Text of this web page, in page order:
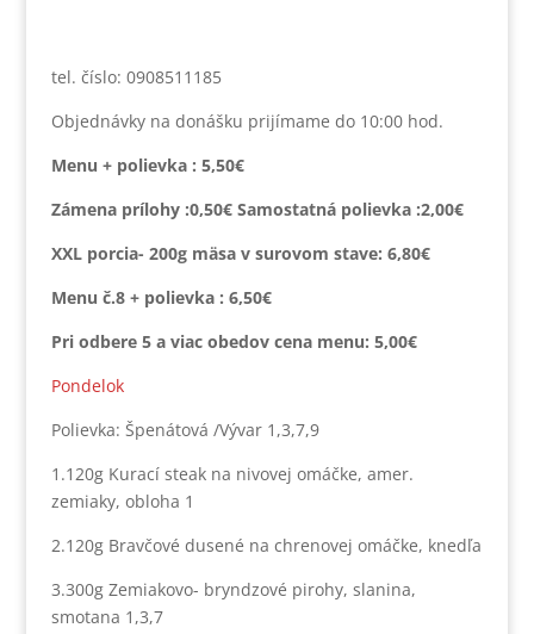
tel. číslo: 0908511185
Objednávky na donášku prijímame do 10:00 hod.
Menu + polievka : 5,50€
Zámena prílohy :0,50€ Samostatná polievka :2,00€
XXL porcia- 200g mäsa v surovom stave: 6,80€
Menu č.8 + polievka : 6,50€
Pri odbere 5 a viac obedov cena menu: 5,00€
Pondelok
Polievka: Špenátová /Vývar 1,3,7,9
1.120g Kurací steak na nivovej omáčke, amer.
zemiaky, obloha 1
2.120g Bravčové dusené na chrenovej omáčke, knedľa
3.300g Zemiakovo- bryndzové pirohy, slanina,
smotana 1,3,7